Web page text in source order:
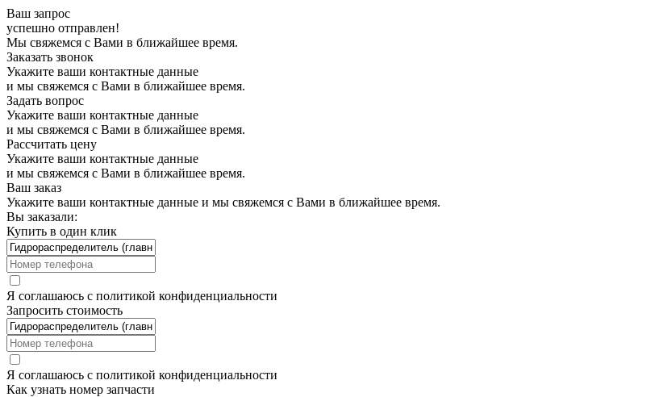
Ваш запрос
успешно отправлен!
Мы свяжемся с Вами в ближайшее время.
Заказать звонок
Укажите ваши контактные данные
и мы свяжемся с Вами в ближайшее время.
Задать вопрос
Укажите ваши контактные данные
и мы свяжемся с Вами в ближайшее время.
Рассчитать цену
Укажите ваши контактные данные
и мы свяжемся с Вами в ближайшее время.
Ваш заказ
Укажите ваши контактные данные и мы свяжемся с Вами в ближайшее время.
Вы заказали:
Купить в один клик
Я соглашаюсь с политикой конфиденциальности
Запросить стоимость
Я соглашаюсь с политикой конфиденциальности
Как узнать номер запчасти